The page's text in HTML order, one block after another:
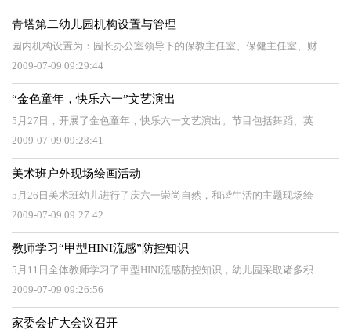
青塔第二幼儿园机构设置与管理
园内机构设置为：园长办公室领导下的保教主任室、保健主任室、财
2009-07-09 09:29:44
“金色童年，快乐六一”文艺演出
5月27日，开展了金色童年，快乐六一文艺演出。节目包括舞蹈、英
2009-07-09 09:28:41
美术班户外现场绘画活动
5月26日美术班幼儿进行了庆六一崇尚自然，和谐生活的主题现场绘
2009-07-09 09:27:42
教师学习“甲型HINI流感”防控知识
5月11日全体教师学习了甲型HINI流感防控知识，幼儿园采取诸多积
2009-07-09 09:26:56
家委会扩大会议召开